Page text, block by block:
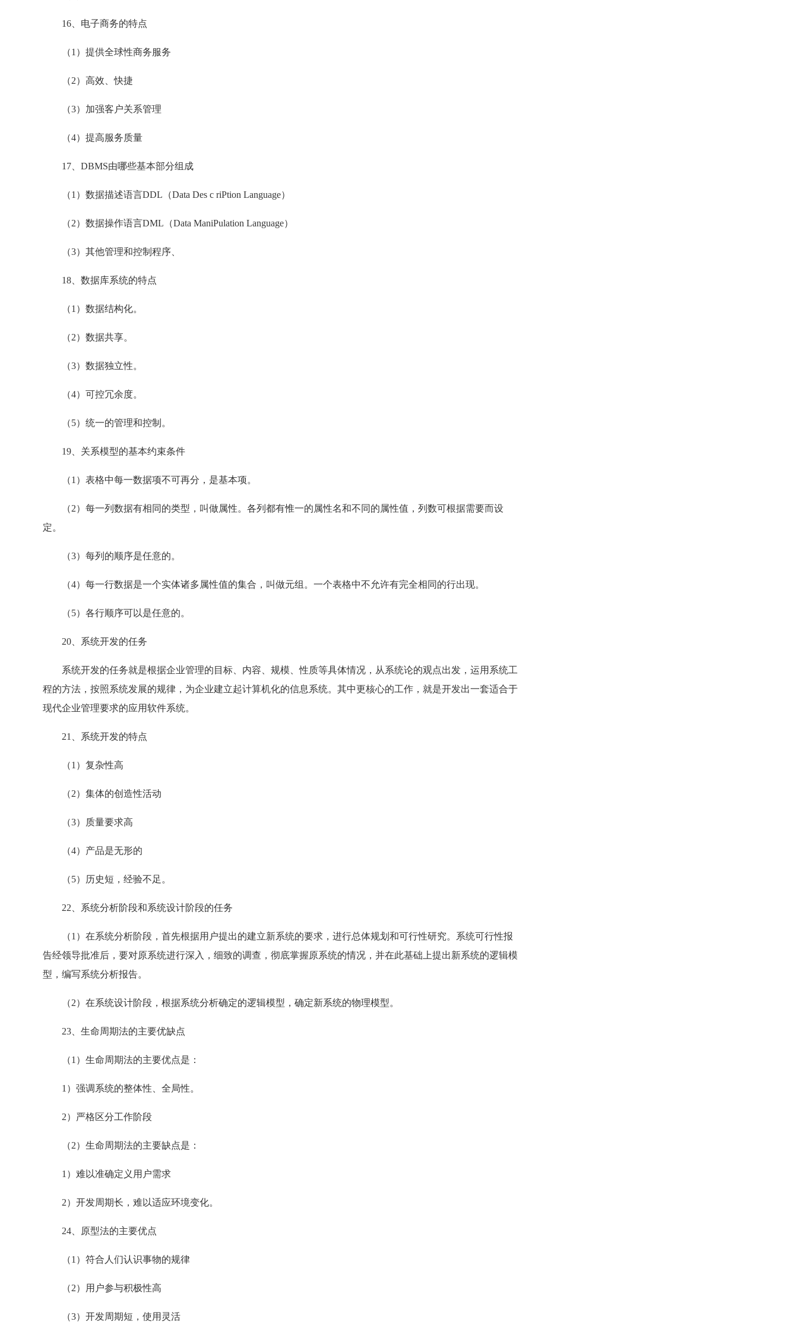
16、电子商务的特点
（1）提供全球性商务服务
（2）高效、快捷
（3）加强客户关系管理
（4）提高服务质量
17、DBMS由哪些基本部分组成
（1）数据描述语言DDL（Data Des c riPtion Language）
（2）数据操作语言DML（Data ManiPulation Language）
（3）其他管理和控制程序、
18、数据库系统的特点
（1）数据结构化。
（2）数据共享。
（3）数据独立性。
（4）可控冗余度。
（5）统一的管理和控制。
19、关系模型的基本约束条件
（1）表格中每一数据项不可再分，是基本项。
（2）每一列数据有相同的类型，叫做属性。各列都有惟一的属性名和不同的属性值，列数可根据需要而设
定。
（3）每列的顺序是任意的。
（4）每一行数据是一个实体诸多属性值的集合，叫做元组。一个表格中不允许有完全相同的行出现。
（5）各行顺序可以是任意的。
20、系统开发的任务
系统开发的任务就是根据企业管理的目标、内容、规模、性质等具体情况，从系统论的观点出发，运用系统工
程的方法，按照系统发展的规律，为企业建立起计算机化的信息系统。其中更核心的工作，就是开发出一套适合于
现代企业管理要求的应用软件系统。
21、系统开发的特点
（1）复杂性高
（2）集体的创造性活动
（3）质量要求高
（4）产品是无形的
（5）历史短，经验不足。
22、系统分析阶段和系统设计阶段的任务
（1）在系统分析阶段，首先根据用户提出的建立新系统的要求，进行总体规划和可行性研究。系统可行性报
告经领导批准后，要对原系统进行深入，细致的调查，彻底掌握原系统的情况，并在此基础上提出新系统的逻辑模
型，编写系统分析报告。
（2）在系统设计阶段，根据系统分析确定的逻辑模型，确定新系统的物理模型。
23、生命周期法的主要优缺点
（1）生命周期法的主要优点是：
1）强调系统的整体性、全局性。
2）严格区分工作阶段
（2）生命周期法的主要缺点是：
1）难以准确定义用户需求
2）开发周期长，难以适应环境变化。
24、原型法的主要优点
（1）符合人们认识事物的规律
（2）用户参与积极性高
（3）开发周期短，使用灵活